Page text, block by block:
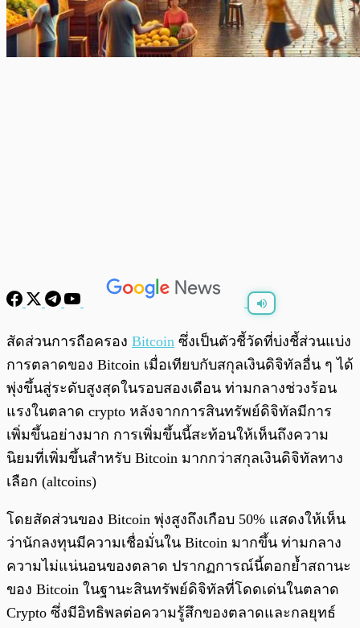
พร้อมเล่น 0:00 / 0:00
สัดส่วนการถือครอง Bitcoin ซึ่งเป็นตัวชี้วัดที่บ่งชี้ส่วนแบ่ง
การตลาดของ Bitcoin เมื่อเทียบกับสกุลเงินดิจิทัลอื่น ๆ ได้
พุ่งขึ้นสู่ระดับสูงสุดในรอบสองเดือน ท่ามกลางช่วงร้อน
แรงในตลาด crypto หลังจากการสินทรัพย์ดิจิทัลมีการ
เพิ่มขึ้นอย่างมาก การเพิ่มขึ้นนี้สะท้อนให้เห็นถึงความ
นิยมที่เพิ่มขึ้นสำหรับ Bitcoin มากกว่าสกุลเงินดิจิทัลทาง
เลือก (altcoins)
โดยสัดส่วนของ Bitcoin พุ่งสูงถึงเกือบ 50% แสดงให้เห็น
ว่านักลงทุนมีความเชื่อมั่นใน Bitcoin มากขึ้น ท่ามกลาง
ความไม่แน่นอนของตลาด ปรากฏการณ์นี้ตอกย้ำสถานะ
ของ Bitcoin ในฐานะสินทรัพย์ดิจิทัลที่โดดเด่นในตลาด
Crypto ซึ่งมีอิทธิพลต่อความรู้สึกของตลาดและกลยุทธ์